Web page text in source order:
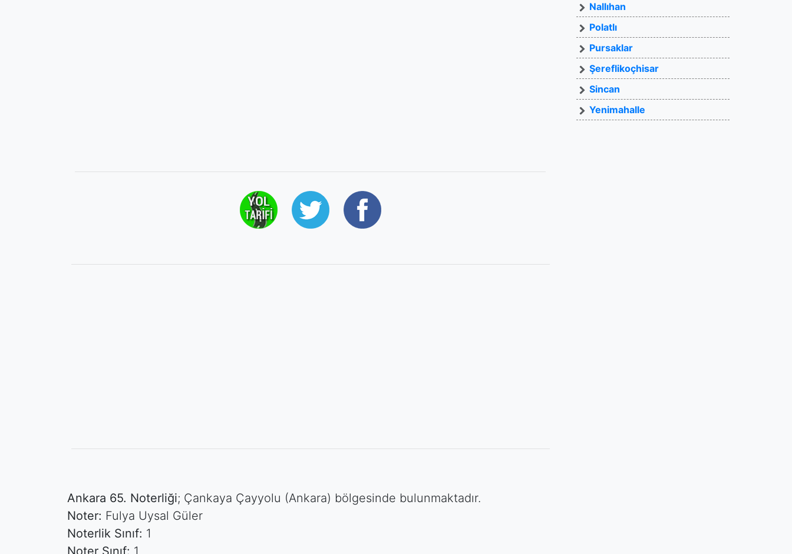
Ankara 65. Noterliği; Çankaya Çayyolu (Ankara) bölgesinde bulunmaktadır.
Noter: Fulya Uysal Güler
Noterlik Sınıf: 1
Noter Sınıf: 1
Nallıhan
Polatlı
Pursaklar
Şereflikoçhisar
Sincan
Yenimahalle